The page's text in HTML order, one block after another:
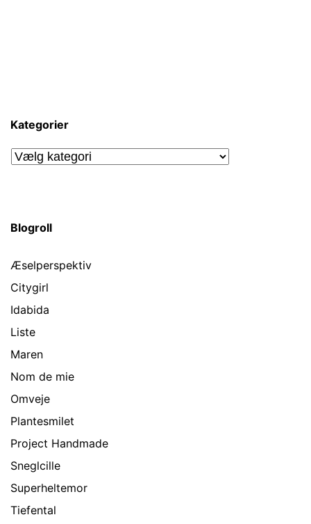
Kategorier
Kategorier
Blogroll
Æselperspektiv
Citygirl
Idabida
Liste
Maren
Nom de mie
Omveje
Plantesmilet
Project Handmade
Sneglcille
Superheltemor
Tiefental